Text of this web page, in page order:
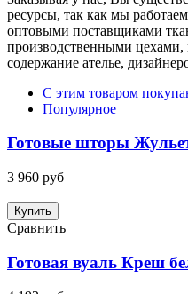
ресурсы, так как мы
оптовыми поставщиками
производственными цехами,
содержание ателье,
С этим товаром
Популярное
Готовые шторы
3 960 руб
Купить
Сравнить
Готовая вуаль Креш